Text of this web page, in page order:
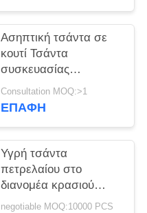
Ασηπτική τσάντα σε
κουτί Τσάντα
συσκευασίας
Αλουμινένιο φύλλο
στρωμένο 3-25L
Πυρί γάλακτος σάλτσα
και ποτά
Consultation MOQ:>1
ΕΠΑΦΉ
Υγρή τσάντα
πετρελαίου στο
διανομέα κρασιού
κιβωτίων
negotiable MOQ:10000 PCS